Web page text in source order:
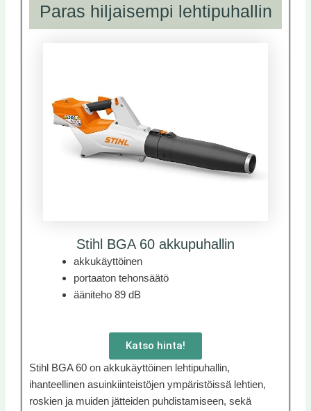
Paras hiljaisempi lehtipuhallin
Stihl BGA 60 akkupuhallin
akkukäyttöinen
portaaton tehonsäätö
ääniteho 89 dB
Katso hinta!
Stihl BGA 60 on akkukäyttöinen lehtipuhallin,
ihanteellinen asuinkiinteistöjen ympäristöissä lehtien,
roskien ja muiden jätteiden puhdistamiseen, sekä